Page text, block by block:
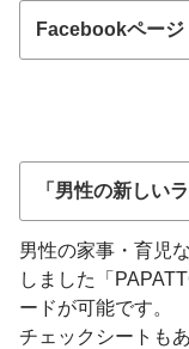
Facebookページ
「男性の新しい
男性の家事・育児
しました「
ードが可能です。
チェックシートも